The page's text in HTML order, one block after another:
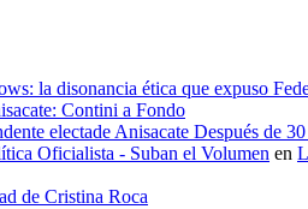
la disonancia ética que expuso
Contini a Fondo
electade Anisacate Después de
Oficialista - Suban el Volumen en
de Cristina Roca